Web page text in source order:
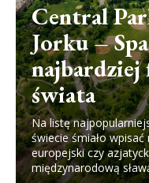
Central
Jorku –
świata
Na listę
świecie śmiało
europejski czy
międzynarodową